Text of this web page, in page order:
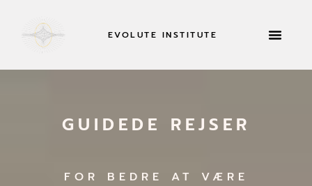
EVOLUTE INSTITUTE
GUIDEDE REJSER
FOR BEDRE AT VÆRE